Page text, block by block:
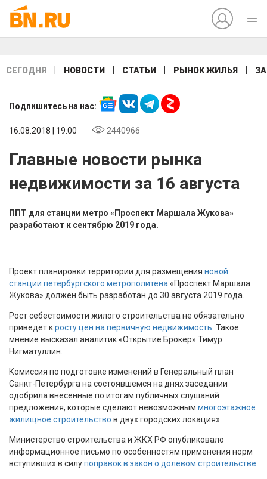
СЕГОДНЯ НОВОСТИ СТАТЬИ РЫНОК ЖИЛЬЯ
Подпишитесь на нас:
16.08.2018 | 19:00 2440966
Главные новости рынка
недвижимости за 16 августа
ППТ для станции метро «Проспект Маршала Жукова»
разработают к сентябрю 2019 года.
Проект планировки территории для размещения новой
станции петербургского метрополитена «Проспект Маршала
Жукова» должен быть разработан до 30 августа 2019 года.
Рост себестоимости жилого строительства не обязательно
приведет кросту цен на первичную недвижимость . Такое
мнение высказал аналитик «Открытие Брокер» Тимур
Нигматуллин.
Комиссия по подготовке изменений в Генеральный план
Санкт-Петербурга на состоявшемся на днях заседании
одобрила внесенные по итогам публичных слушаний
предложения, которые сделают невозможным многоэтажное
жилищное строительство в двух городских локациях.
Министерство строительства и ЖКХ РФ опубликовало
информационное письмо по особенностям применения норм
вступивших в силупоправок в закон о долевом строительстве